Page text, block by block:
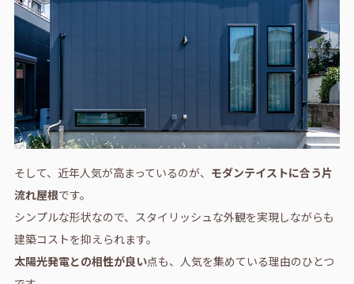
そして、近年人気が高まっているのが、 モダンテイストに合う片
流れ屋根です。
シンプルな形状なので、スタイリッシュな外観を実現しながらも
建築コストを抑えられます。
太陽光発電との相性が良い点も、人気を集めている理由のひとつ